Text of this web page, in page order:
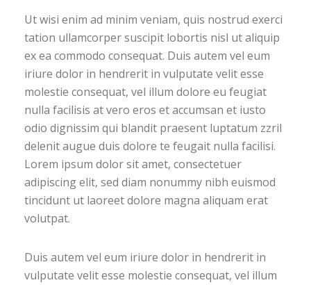
Ut wisi enim ad minim veniam, quis nostrud exerci
tation ullamcorper suscipit lobortis nisl ut aliquip
ex ea commodo consequat. Duis autem vel eum
iriure dolor in hendrerit in vulputate velit esse
molestie consequat, vel illum dolore eu feugiat
nulla facilisis at vero eros et accumsan et iusto
odio dignissim qui blandit praesent luptatum zzril
delenit augue duis dolore te feugait nulla facilisi.
Lorem ipsum dolor sit amet, consectetuer
adipiscing elit, sed diam nonummy nibh euismod
tincidunt ut laoreet dolore magna aliquam erat
volutpat.
Duis autem vel eum iriure dolor in hendrerit in
vulputate velit esse molestie consequat, vel illum